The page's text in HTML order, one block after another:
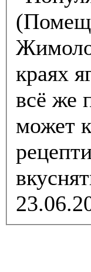
краях
всё же
может